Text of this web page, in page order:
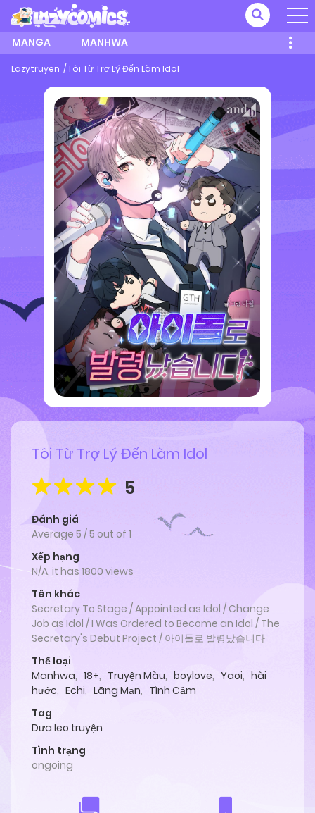
MANGA MANHWA
Lazytruyen Tôi Từ Trợ Lý Đến Làm Idol
Tôi Từ Trợ Lý Đến Làm Idol
5
Đánh giá
Average 5 /5 out of 1
Xếp hạng
N/A, it has 1800 views
Tên khác
Secretary To Stage / Appointed as Idol / Change
Job as Idol / I Was Ordered to Become an Idol / The
Secretary's Debut Project / 아이돌로 발령났습니다
Thể loại
Manhwa, 18+, Truyện Màu, boylove, Yaoi, hài
hước, Echi, Lãng Mạn, Tình Cảm
Tag
Dưa leo truyện
Tình trạng
ongoing